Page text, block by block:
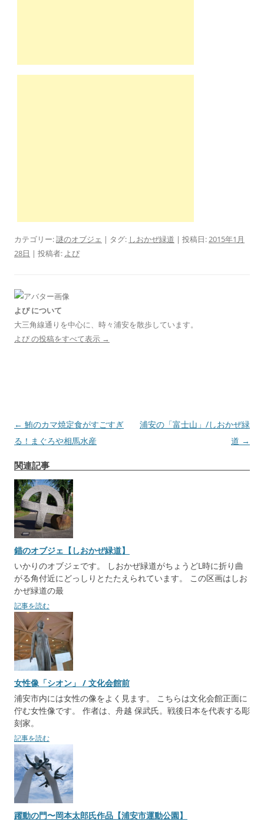
カテゴリー:謎のオブジェ | タグ: しおかぜ緑道 | 投稿日:2015年1月
28日 | 投稿者: よぴ
よぴ について
大三角線通りを中心に、時々浦安を散歩しています。
よぴ の投稿をすべて表示 →
投
稿
ビ
ゲ
ー
シ
ョ
ン
← 鮪のカマ焼定食がすごすぎ
る！まぐろや相馬水産
浦安の「富士山」/しおかぜ緑
道 →
関連記事
錨のオブジェ【しおかぜ緑道】
いかりのオブジェです。 しおかぜ緑道がちょうどL時に折り曲
がる角付近にどっしりとたたえられています。 この区画はしお
かぜ緑道の最
記事を読む
女性像「シオン」 / 文化会館前
浦安市内には女性の像をよく見ます。 こちらは文化会館正面に
佇む女性像です。 作者は、舟越 保武氏。戦後日本を代表する彫
刻家。
記事を読む
躍動の門〜岡本太郎氏作品【浦安市運動公園】